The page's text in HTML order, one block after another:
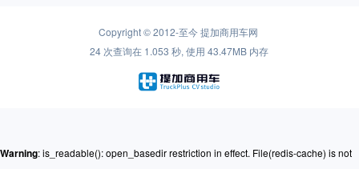
Copyright © 2012-至今提加商用车网
24 次查询在 1.053 秒, 使用 43.47MB 内存
Warning: is_readable(): open_basedir restriction in effect. File(redis-cache) is not